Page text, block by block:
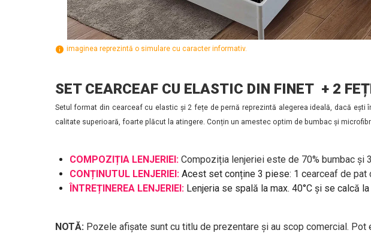
imaginea reprezintă o simulare cu caracter informativ.
SET CEARCEAF CU ELASTIC DIN FINET + 2
Setul format din cearceaf cu elastic și 2 fețe de pernă reprezintă alegerea ideală, dacă
calitate superioară, foarte plăcut la atingere. Conțin un amestec optim de bumbac și
COMPOZIȚIA LENJERIEI: Compoziția lenjeriei este de 70% bumbac și
CONȚINUTUL LENJERIEI: Acest set conține 3 piese: 1 cearceaf de pat
ÎNTREȚINEREA LENJERIEI: Lenjeria se spală la max. 40°C și se calcă
NOTĂ: Pozele afișate sunt cu titlu de prezentare și au scop comercial.